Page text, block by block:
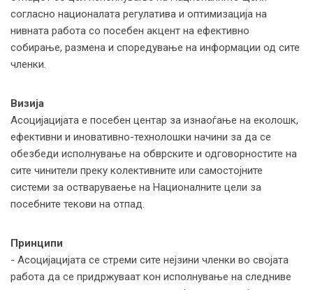
согласно националата регулатива и оптимизација на
нивната работа со посебен акцент на ефективно
собирање, размена и споредување на информации од сите
членки.
Визија
Асоцијацијата е посебен центар за изнаоѓање на еколошк,
ефективни и иновативно-технолошки начини за да се
обезбеди исполнување на обврските и одговорностите на
сите чинители преку колективните или самостојните
системи за остваруваење на Националните цели за
посебните текови на отпад.
Принципи
- Асоцијацијата се стреми сите нејзини членки во својата
работа да се придржуваат кон исполнување на следниве